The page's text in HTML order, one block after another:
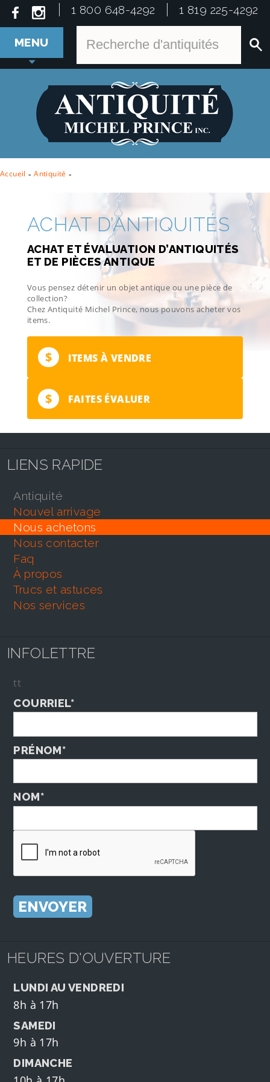
1 800 648-4292 1 819 225-4292
MENU
Accueil - Antiquité -
ACHAT D’ANTIQUITÉS
ACHAT ET ÉVALUATION D’ANTIQUITÉS
ET DE PIÈCES ANTIQUE
Vous pensez détenir un objet antique ou une pièce de
collection?
Chez Antiquité Michel Prince, nous pouvons acheter vos
items.
$ ITEMS À VENDRE
$ FAITES ÉVALUER
LIENS RAPIDE
antiquité
nouvel arrivage
nous achetons
nous contacter
faq
À propos
trucs et astuces
nos services
INFOLETTRE
tt
COURRIEL*
PRÉNOM*
NOM*
HEURES D'OUVERTURE
LUNDI AU VENDREDI
8h à 17h
SAMEDI
9h à 17h
DIMANCHE